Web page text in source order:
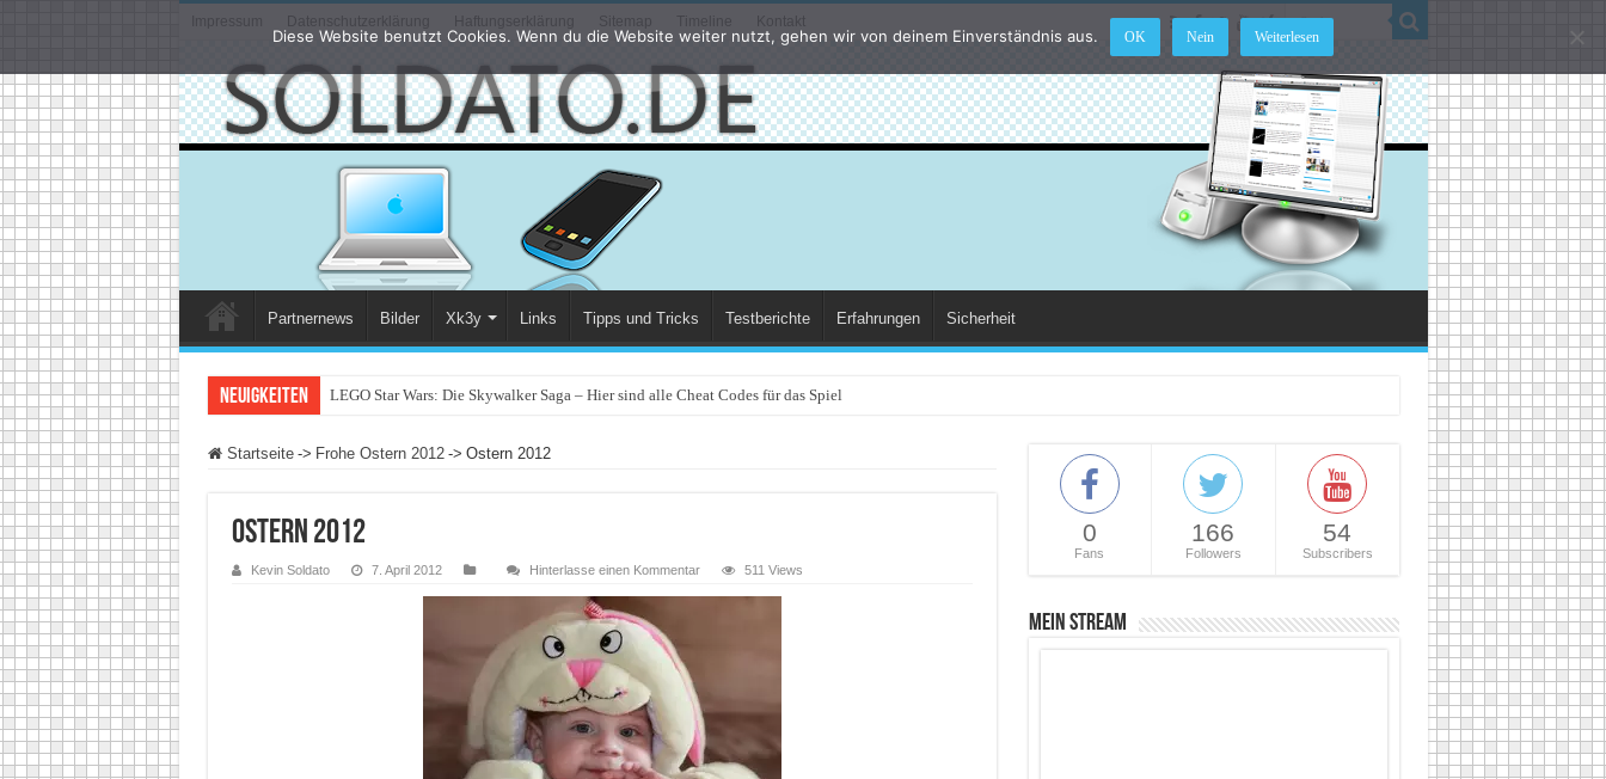
Impressum Datenschutzerklärung Haftungserklärung Sitemap Timeline Kontakt
Partnernews Bilder Xk3y Links Tipps und Tricks Testberichte Erfahrungen Sicherheit
Neuigkeiten LEGO Star Wars: Die Skywalker Saga – Hier sind alle Cheat Codes für das Spiel
Startseite -> Frohe Ostern 2012 -> Ostern 2012
Ostern 2012
Kevin Soldato 7. April 2012 Hinterlasse einen Kommentar 511 Views
0
Fans
166
Followers
54
Subscribers
Mein Stream
Diese Website benutzt Cookies. Wenn du die Website weiter nutzt, gehen wir von deinem Einverständnis aus. OK Nein Weiterlesen